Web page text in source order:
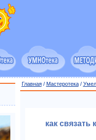
Главная/ Мастеротека/
как